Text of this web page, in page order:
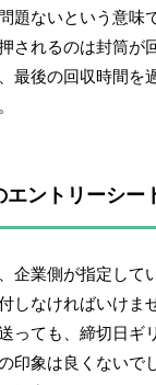
題ないという意味
されるのは封筒が
最後の回収時間を
エントリーシー
企業側が指定して
しなければいけま
っても、締切日ギ
印象は良くないで